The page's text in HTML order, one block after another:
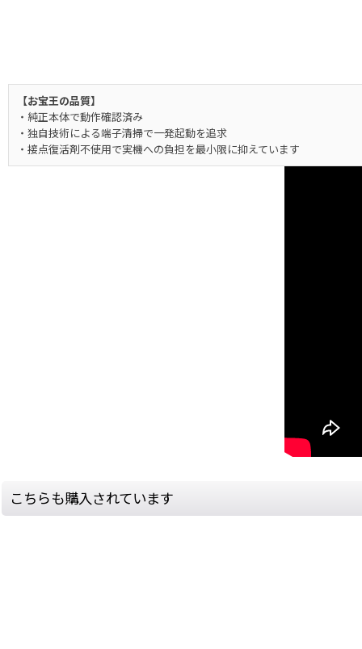
【お宝王の品質】
・純正本体で動作確認済み
・独自技術による端子清掃で一発起動を追求
・接点復活剤不使用で実機への負担を最小限に抑えています
こちらも購入されています